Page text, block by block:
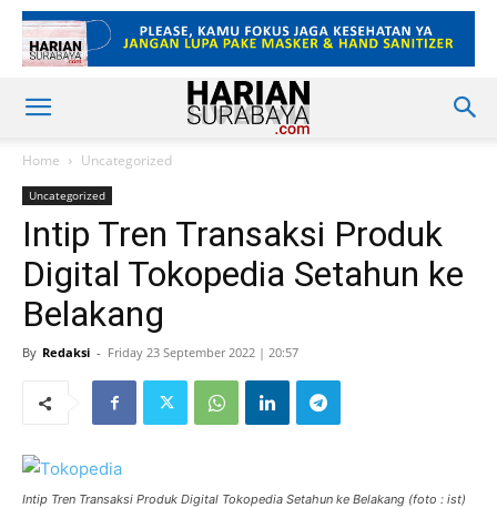
Home Uncategorized
Uncategorized
Intip Tren Transaksi Produk
Digital Tokopedia Setahun ke
Belakang
By Redaksi - Friday 23 September 2022 | 20:57
Intip Tren Transaksi Produk Digital Tokopedia Setahun ke Belakang (foto : ist)